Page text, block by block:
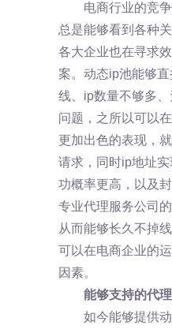
电商行业的竞争
总是能够看到各种
各大企业也在寻求
案。动态ip池能够
线、ip数量不够多
问题，之所以可以
更加出色的表现，
请求，同时ip地址
功概率更高，以及
专业代理服务公司
从而能够长久不掉
可以在电商企业的
因素。
能够支持的代
如今能够提供动